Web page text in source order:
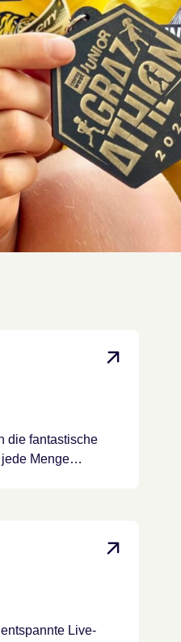
die fantastische
jede Menge…
Live-